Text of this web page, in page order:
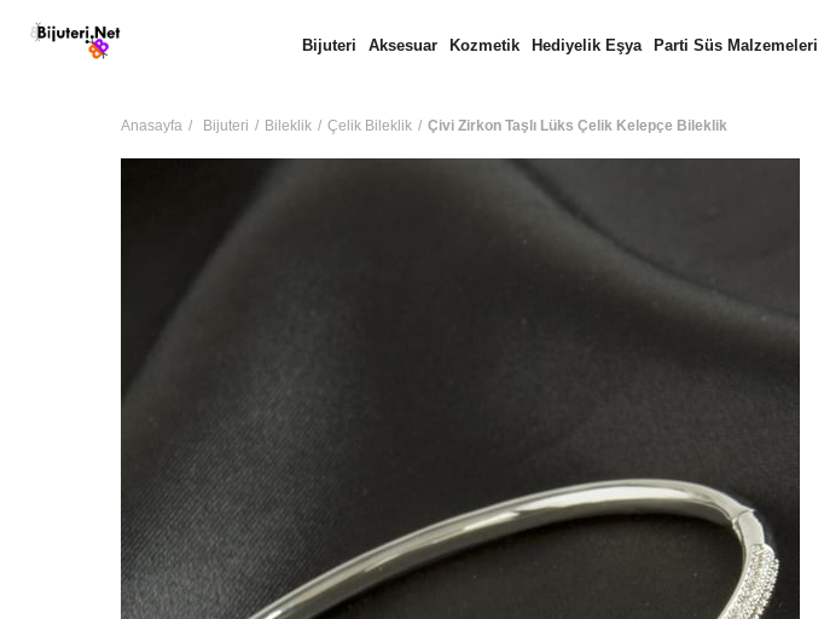
Bijuteri Aksesuar Kozmetik Hediyelik Eşya Parti Süs Malzemeleri
Anasayfa Bijuteri Bileklik Çelik Bileklik Çivi Zirkon Taşlı Lüks Çelik Kelepçe Bileklik